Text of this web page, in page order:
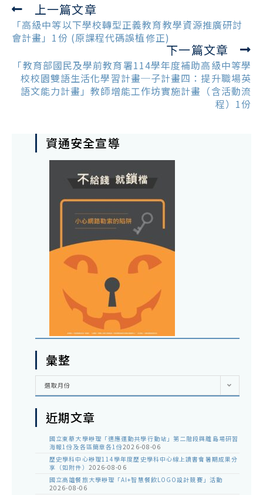
Read
more
articles
上一篇文章
「高級中等以下學校轉型正義教育教學資源推廣研討
會計畫」1份 (原課程代碼誤植修正)
下一篇文章
「教育部國民及學前教育署114學年度補助高級中等學
校校園雙語生活化學習計畫─子計畫四：提升職場英
語文能力計畫」教師增能工作坊實施計畫（含活動流
程）1份
資通安全宣導
彙整
彙
選取月份
近期文章
國立東華大學辦理「適應運動共學行動站」第二階段與離島場研習
海報1份及各區簡章各1份2026-08-06
歷史學科中心辦理114學年度歷史學科中心線上讀書會暑期成果分
享（如附件） 2026-08-06
國立高雄餐旅大學辦理「AI+智慧餐飲LOGO設計競賽」活動
2026-08-06